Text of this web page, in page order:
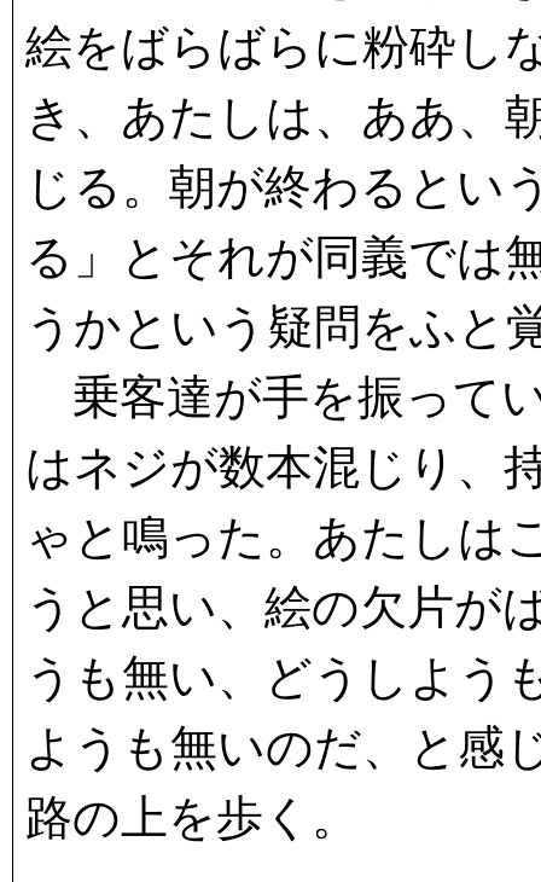
絵をばらばらに粉砕し
き、あたしは、ああ、
じる。朝が終わるとい
る」とそれが同義では
うかという疑問をふと
乗客達が手を振って
はネジが数本混じり、
ゃと鳴った。あたしは
うと思い、絵の欠片が
うも無い、どうしよう
ようも無いのだ、と感
路の上を歩く。